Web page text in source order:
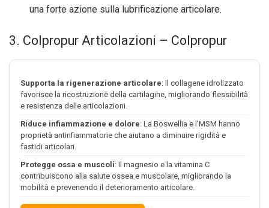
una forte azione sulla lubrificazione articolare.
3. Colpropur Articolazioni – Colpropur
Supporta la rigenerazione articolare: Il collagene idrolizzato
favorisce la ricostruzione della cartilagine, migliorando flessibilità
e resistenza delle articolazioni.
Riduce infiammazione e dolore: La Boswellia e l’MSM hanno
proprietà antinfiammatorie che aiutano a diminuire rigidità e
fastidi articolari.
Protegge ossa e muscoli: Il magnesio e la vitamina C
contribuiscono alla salute ossea e muscolare, migliorando la
mobilità e prevenendo il deterioramento articolare.